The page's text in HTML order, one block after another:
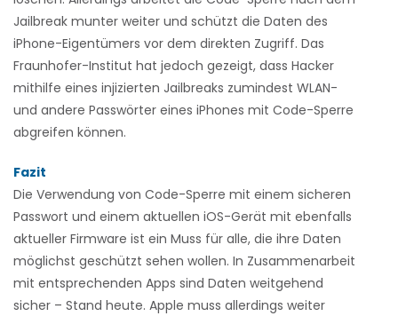
Jailbreak munter weiter und schützt die Daten des
iPhone-Eigentümers vor dem direkten Zugriff. Das
Fraunhofer-Institut hat jedoch gezeigt, dass Hacker
mithilfe eines injizierten Jailbreaks zumindest WLAN-
und andere Passwörter eines iPhones mit Code-Sperre
abgreifen können.
Fazit
Die Verwendung von Code-Sperre mit einem sicheren
Passwort und einem aktuellen iOS-Gerät mit ebenfalls
aktueller Firmware ist ein Muss für alle, die ihre Daten
möglichst geschützt sehen wollen. In Zusammenarbeit
mit entsprechenden Apps sind Daten weitgehend
sicher – Stand heute. Apple muss allerdings weiter